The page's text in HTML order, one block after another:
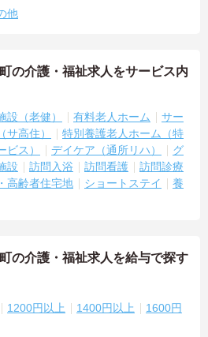
他
の介護・福祉求人をサービス内
設（老健） 有料老人ホーム
サー
高住）
特別養護老人ホーム（特
ス） デイケア（通所リハ）
グ
設 訪問入浴 訪問看護
訪問診療
高齢者住宅地 ショートステイ
養
の介護・福祉求人を給与で探す
1200円以上 1400円以上
1600円